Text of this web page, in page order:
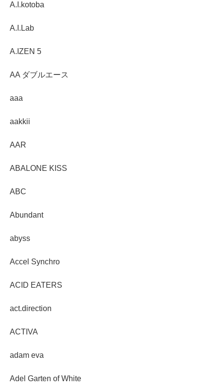
A.I.kotoba
A.I.Lab
A.IZEN 5
AA ダブルエース
aaa
aakkii
AAR
ABALONE KISS
ABC
Abundant
abyss
Accel Synchro
ACID EATERS
act.direction
ACTIVA
adam eva
Adel Garten of White